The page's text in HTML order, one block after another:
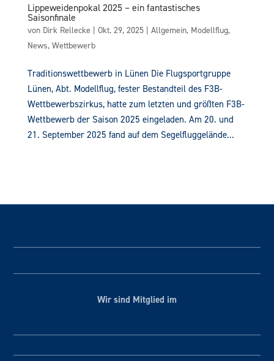
Lippeweidenpokal 2025 – ein fantastisches
Saisonfinale
von Dirk Rellecke | Okt. 29, 2025| Allgemein, Modellflug,
News, Wettbewerb
Traditionswettbewerb in Lünen Die Flugsportgruppe
Lünen, Abt. Modellflug, fester Bestandteil des F3B-
Wettbewerbszirkus, hatte zum letzten und größten F3B-
Wettbewerb der Saison 2025 eingeladen. Am 20. und
21. September 2025 fand auf dem Segelfluggelände...
Wir sind Mitglied im